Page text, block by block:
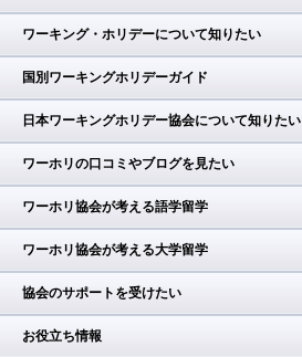
ワーキング・ホリデーについて知りたい
国別ワーキングホリデーガイド
日本ワーキングホリデー協会について知りたい
ワーホリの口コミやブログを見たい
ワーホリ協会が考える語学留学
ワーホリ協会が考える大学留学
協会のサポートを受けたい
お役立ち情報